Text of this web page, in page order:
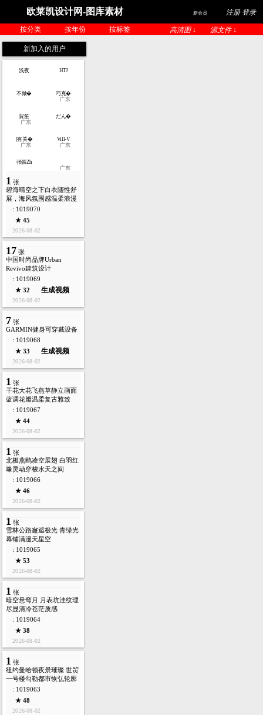
欧莱凯设计网-图库素材 新会员 注册 登录
按分类 按年份 按标签 高清图 ↓ 源文件 ↓
新加入的用户
浅夜 HTJ
不做�
巧克�
广东
貟笙
广东
だん�
[有关�
广东
Vill-V
广东
张張Zh
广东
1 张
碧海晴空之下白衣随性舒
展，海风氛围感温柔浪漫
: 1019070
★ 45
2026-08-02
17 张
中国时尚品牌Urban
Revivo建筑设计
: 1019069
★ 32
生成视频
2026-08-02
7 张
GARMIN健身可穿戴设备
: 1019068
★ 33
生成视频
2026-08-02
1 张
干花大花飞燕草静立画面
蓝调花瓣温柔复古雅致
: 1019067
★ 44
2026-08-02
1 张
北极燕鸥凌空展翅 白羽红
喙灵动穿梭水天之间
: 1019066
★ 46
2026-08-02
1 张
雪林公路邂逅极光 青绿光
幕铺满漫天星空
: 1019065
★ 53
2026-08-02
1 张
暗空悬弯月 月表坑洼纹理
尽显清冷苍茫质感
: 1019064
★ 38
2026-08-02
1 张
纽约曼哈顿夜景璀璨 世贸
一号楼勾勒都市恢弘轮廓
: 1019063
★ 48
2026-08-02